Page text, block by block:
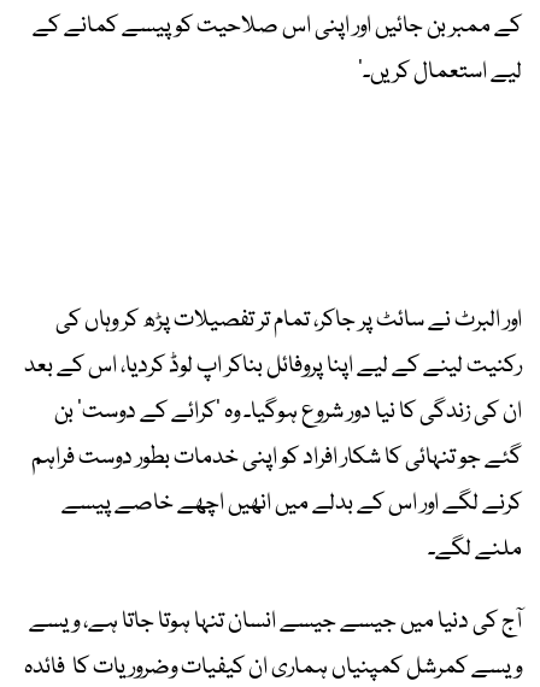
کے ممبر بن جائیں اور اپنی اس صلاحیت کو پیسے کمانے کے
لیے استعمال کریں۔‘
اور البرٹ نے سائٹ پر جاکر، تمام تر تفصیلات پڑھ کر وہاں کی
رکنیت لینے کے لیے اپنا پروفائل بناکر اپ لوڈ کردیا، اس کے بعد
ان کی زندگی کا نیا دور شروع ہوگیا۔ وہ ’کرائے کے دوست‘ بن
گئے جو تنہائی کا شکار افراد کو اپنی خدمات بطور دوست فراہم
کرنے لگے اور اس کے بدلے میں انھیں اچھے خاصے پیسے
ملنے لگے۔
آج کی دنیا میں جیسے جیسے انسان تنہا ہوتا جاتا ہے، ویسے
ویسے کمرشل کمپنیاں ہماری ان کیفیات وضروریات کا فائدہ